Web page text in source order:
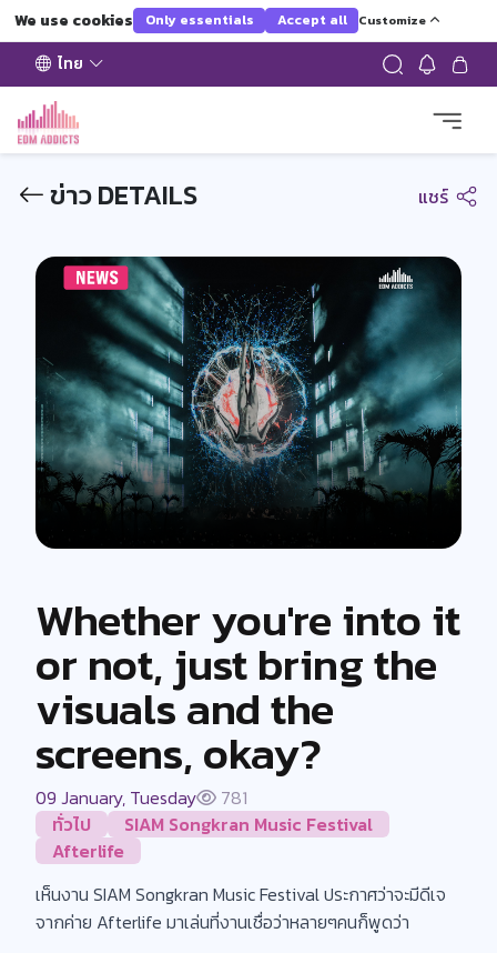
We use cookies Only essentials Accept all Customize
ไทย
ข่าว DETAILS แชร์
Whether you're into it
or not, just bring the
visuals and the
screens, okay?
09 January, Tuesday
781
ทั่วไป
SIAM Songkran Music Festival
Afterlife
เห็นงาน SIAM Songkran Music Festival ประกาศว่าจะมีดีเจ
จากค่าย Afterlife มาเล่นที่งานเชื่อว่าหลายๆคนก็พูดว่า